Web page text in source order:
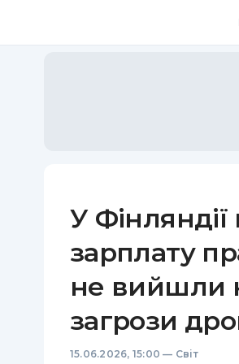
У Фінляндії
зарплату
не вийшли
загрози
15.06.2026, 15:00 — Світ